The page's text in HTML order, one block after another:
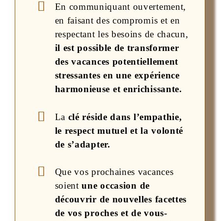
En communiquant ouvertement,
en faisant des compromis et en
respectant les besoins de chacun,
il est possible de transformer
des vacances potentiellement
stressantes en une expérience
harmonieuse et enrichissante.
La clé réside dans l’empathie,
le respect mutuel et la volonté
de s’adapter.
Que vos prochaines vacances
soientune occasion de
découvrir de nouvelles facettes
de vos proches et de vous-